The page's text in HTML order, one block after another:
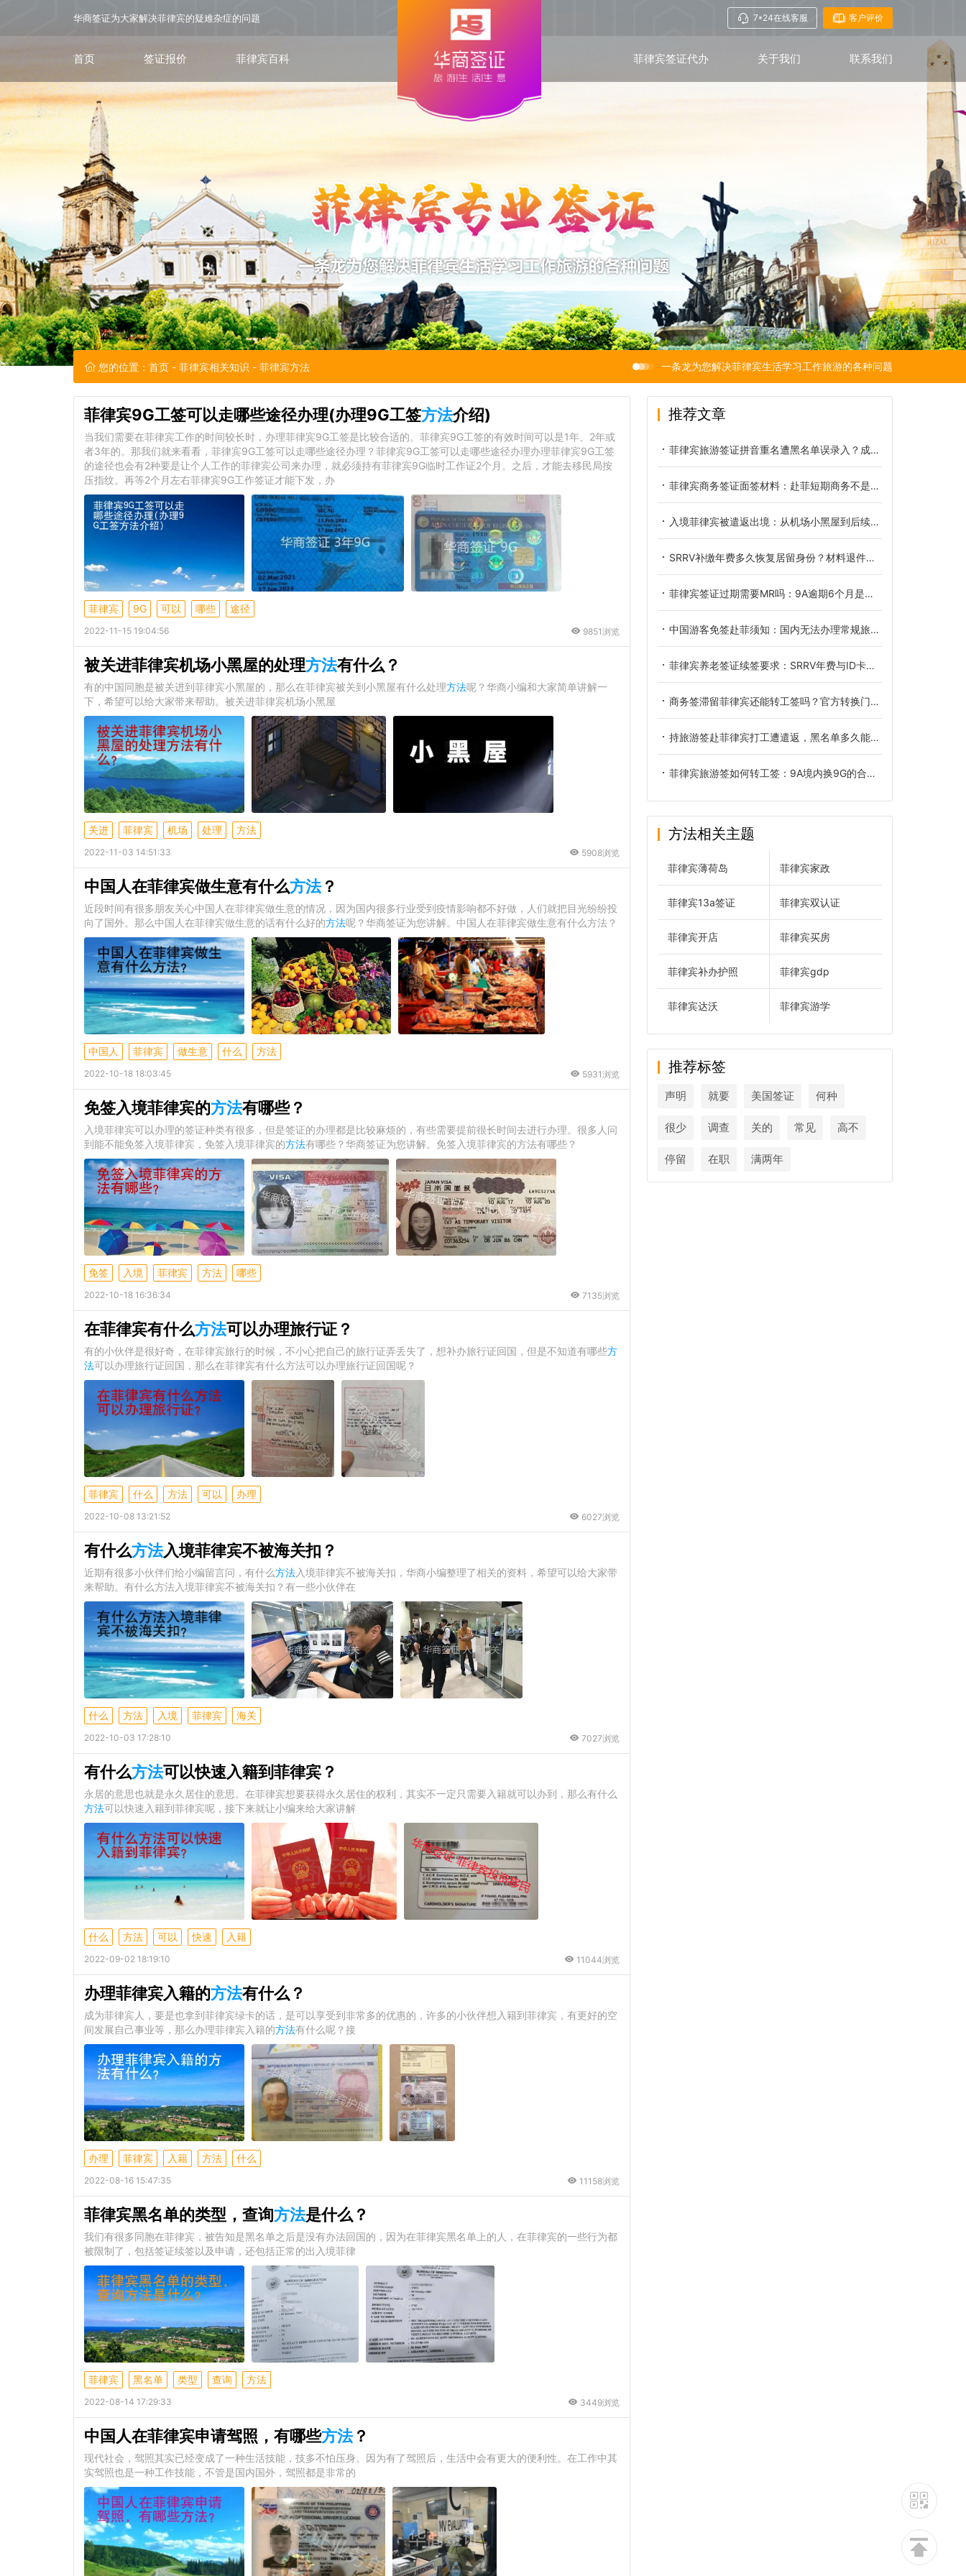
华商签证为大家解决菲律宾的疑难杂症的问题 7*24在线客服 客户评价
首页 签证报价 菲律宾百科 菲律宾签证代办 关于我们 联系我们
您的位置： 首页 - 菲律宾相关知识 - 菲律宾方法 一条龙为您解决菲律宾生活学习工作旅游的各种问题
菲律宾9G工签可以走哪些途径办理(办理9G工签方法介绍)
当我们需要在菲律宾工作的时间较长时，办理菲律宾9G工签是比较合适的。菲律宾9G工签的有效时间可以是1年、2年或
者3年的。那我们就来看看，菲律宾9G工签可以走哪些途径办理？菲律宾9G工签可以走哪些途径办理办理菲律宾9G工签
的途径也会有2种要是让个人工作的菲律宾公司来办理，就必须持有菲律宾9G临时工作证2个月。之后，才能去移民局按
压指纹。再等2个月左右菲律宾9G工作签证才能下发，办
菲律宾 9G 可以 哪些 途径
2022-11-15 19:04:56 9851浏览
被关进菲律宾机场小黑屋的处理方法有什么？
有的中国同胞是被关进到菲律宾小黑屋的，那么在菲律宾被关到小黑屋有什么处理方法呢？华商小编和大家简单讲解一
下，希望可以给大家带来帮助。被关进菲律宾机场小黑屋
关进 菲律宾 机场 处理 方法
2022-11-03 14:51:33 5908浏览
中国人在菲律宾做生意有什么方法？
近段时间有很多朋友关心中国人在菲律宾做生意的情况，因为国内很多行业受到疫情影响都不好做，人们就把目光纷纷投
向了国外。那么中国人在菲律宾做生意的话有什么好的方法呢？华商签证为您讲解。中国人在菲律宾做生意有什么方法？
中国人 菲律宾 做生意 什么 方法
2022-10-18 18:03:45 5931浏览
免签入境菲律宾的方法有哪些？
入境菲律宾可以办理的签证种类有很多，但是签证的办理都是比较麻烦的，有些需要提前很长时间去进行办理。很多人问
到能不能免签入境菲律宾，免签入境菲律宾的方法有哪些？华商签证为您讲解。免签入境菲律宾的方法有哪些？
免签 入境 菲律宾 方法 哪些
2022-10-18 16:36:34 7135浏览
在菲律宾有什么方法可以办理旅行证？
有的小伙伴是很好奇，在菲律宾旅行的时候，不小心把自己的旅行证弄丢失了，想补办旅行证回国，但是不知道有哪些方
法可以办理旅行证回国，那么在菲律宾有什么方法可以办理旅行证回国呢？
菲律宾 什么 方法 可以 办理
2022-10-08 13:21:52 6027浏览
有什么方法入境菲律宾不被海关扣？
近期有很多小伙伴们给小编留言问，有什么方法入境菲律宾不被海关扣，华商小编整理了相关的资料，希望可以给大家带
来帮助。有什么方法入境菲律宾不被海关扣？有一些小伙伴在
什么 方法 入境 菲律宾 海关
2022-10-03 17:28:10 7027浏览
有什么方法可以快速入籍到菲律宾？
永居的意思也就是永久居住的意思。在菲律宾想要获得永久居住的权利，其实不一定只需要入籍就可以办到，那么有什么
方法可以快速入籍到菲律宾呢，接下来就让小编来给大家讲解
什么 方法 可以 快速 入籍
2022-09-02 18:19:10 11044浏览
办理菲律宾入籍的方法有什么？
成为菲律宾人，要是也拿到菲律宾绿卡的话，是可以享受到非常多的优惠的，许多的小伙伴想入籍到菲律宾，有更好的空
间发展自己事业等，那么办理菲律宾入籍的方法有什么呢？接
办理 菲律宾 入籍 方法 什么
2022-08-16 15:47:35 11158浏览
菲律宾黑名单的类型，查询方法是什么？
我们有很多同胞在菲律宾，被告知是黑名单之后是没有办法回国的，因为在菲律宾黑名单上的人，在菲律宾的一些行为都
被限制了，包括签证续签以及申请，还包括正常的出入境菲律
菲律宾 黑名单 类型 查询 方法
2022-08-14 17:29:33 3449浏览
中国人在菲律宾申请驾照，有哪些方法？
现代社会，驾照其实已经变成了一种生活技能，技多不怕压身。因为有了驾照后，生活中会有更大的便利性。在工作中其
实驾照也是一种工作技能，不管是国内国外，驾照都是非常的
推荐文章
菲律宾旅游签证拼音重名遭黑名单误录入？成因、核验与正规解决办法
菲律宾商务签证面签材料：赴菲短期商务不是旅游签那一套
入境菲律宾被遣返出境：从机场小黑屋到后续洗黑的全链路复盘
SRRV补缴年费多久恢复居留身份？材料退件后正确重新递交方式
菲律宾签证过期需要MR吗：9A逾期6个月是分水岭
中国游客免签赴菲须知：国内无法办理常规旅游签缘由及实用替代方案
菲律宾养老签证续签要求：SRRV年费与ID卡换发的合规边界
商务签滞留菲律宾还能转工签吗？官方转换门槛与自查方法详解
持旅游签赴菲律宾打工遭遣返，黑名单多久能够清除
菲律宾旅游签如何转工签：9A境内换9G的合规实操路径
方法相关主题
菲律宾薄荷岛 菲律宾家政
菲律宾13a签证 菲律宾双认证
菲律宾开店 菲律宾买房
菲律宾补办护照 菲律宾gdp
菲律宾达沃 菲律宾游学
推荐标签
声明 就要 美国签证 何种
很少 调查 关的 常见 高不
停留 在职 满两年